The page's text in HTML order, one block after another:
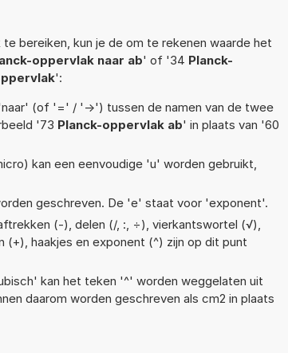
bereiken, kun je de om te rekenen waarde het
oppervlak naar ab' of '34 Planck-
':
(of '=' / '->') tussen de namen van de twee
'73 Planck-oppervlak ab' in plaats van '60
kan een eenvoudige 'u' worden gebruikt,
geschreven. De 'e' staat voor 'exponent'.
(-), delen (/, :, ÷), vierkantswortel (√),
haakjes en exponent (^) zijn op dit punt
kan het teken '^' worden weggelaten uit
daarom worden geschreven als cm2 in plaats